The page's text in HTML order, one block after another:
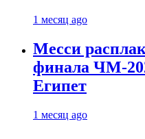
1 месяц ago
Месси
финала ЧМ-
Египет
1 месяц ago